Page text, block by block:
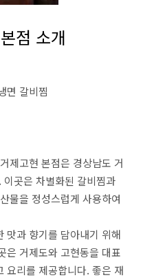
점 소개
면 갈비찜
제고현 본점은 경상남도 거
곳은 차별화된 갈비찜과
물을 정성스럽게 사용하여
맛과 향기를 담아내기 위해
은 거제도와 고현동을 대표
요리를 제공합니다. 좋은 재